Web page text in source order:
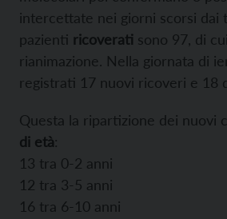
intercettate nei giorni scorsi dai
pazienti ricoverati sono 97, di
rianimazione. Nella giornata di
registrati 17 nuovi ricoveri e 18
Questa la ripartizione dei nuovi
di età:
13 tra 0-2 anni
12 tra 3-5 anni
16 tra 6-10 anni